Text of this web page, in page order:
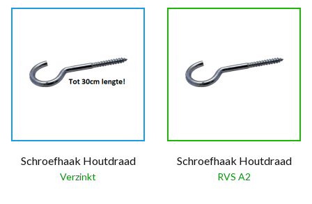
Schroefhaak Houtdraad
Verzinkt
Schroefhaak Houtdraad
RVS A2